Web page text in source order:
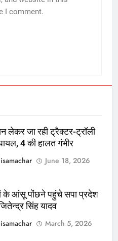
I comment.
लेकर जा रही ट्रैक्टर-ट्रॉली
4 की हालत गंभीर
June 18, 2026
के आंसू पोंछने पहुंचे सपा प्रदेश
सिंह यादव
March 5, 2026